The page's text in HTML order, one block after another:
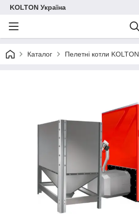
KOLTON Україна
Каталог Пелетні котли KOLTON